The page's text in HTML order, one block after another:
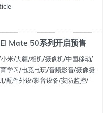
Mate 50系列开启预售
米/大疆/相机/摄像机/中国移动/
学习/电竞电玩/音频影音/摄像摄
/配件外设/影音设备/安防监控/